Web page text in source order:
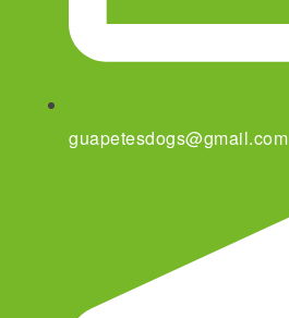
guapetesdogs@gmail.com